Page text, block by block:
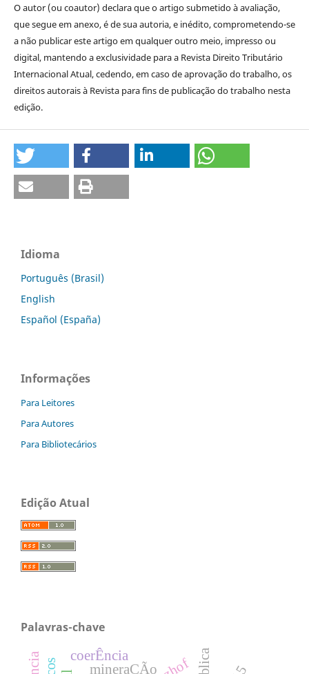
O autor (ou coautor) declara que o artigo submetido à avaliação,
que segue em anexo, é de sua autoria, e inédito, comprometendo-se
a não publicar este artigo em qualquer outro meio, impresso ou
digital, mantendo a exclusividade para a Revista Direito Tributário
Internacional Atual, cedendo, em caso de aprovação do trabalho, os
direitos autorais à Revista para fins de publicação do trabalho nesta
edição.
Idioma
Português (Brasil)
English
Español (España)
Informações
Para Leitores
Para Autores
Para Bibliotecários
Edição Atual
Palavras-chave
mineraÇÃo
coerÊncia